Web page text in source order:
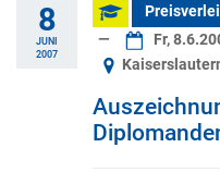
8
JUNI
2007
—
Fr,